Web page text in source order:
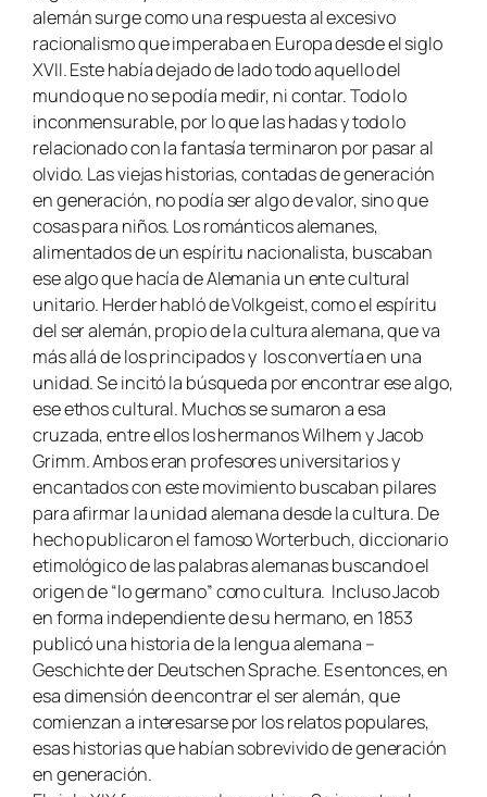
alemán surge como una respuesta al excesivo
racionalismo que imperaba en Europa desde el siglo
XVII. Este había dejado de lado todo aquello del
mundo que no se podía medir, ni contar. Todo lo
inconmensurable, por lo que las hadas y todo lo
relacionado con la fantasía terminaron por pasar al
olvido. Las viejas historias, contadas de generación
en generación, no podía ser algo de valor, sino que
cosas para niños. Los románticos alemanes,
alimentados de un espíritu nacionalista, buscaban
ese algo que hacía de Alemania un ente cultural
unitario. Herder habló deVolkgeist, como el espíritu
del ser alemán, propio de la cultura alemana, que va
más allá de los principados y los convertía en una
unidad. Se incitó la búsqueda por encontrar ese algo,
ese ethos cultural. Muchos se sumaron a esa
cruzada, entre ellos los hermanos Wilhem y Jacob
Grimm. Ambos eran profesores universitarios y
encantados con este movimiento buscaban pilares
para afirmar la unidad alemana desde la cultura. De
hecho publicaron el famosoWorterbuch, diccionario
etimológico de las palabras alemanas buscando el
origen de “lo germano” como cultura. Incluso Jacob
en forma independiente de su hermano, en 1853
publicó una historia de la lengua alemana –
Geschichte der Deutschen Sprache. Es entonces, en
esa dimensión de encontrar el ser alemán, que
comienzan a interesarse por los relatos populares,
esas historias que habían sobrevivido de generación
en generación.